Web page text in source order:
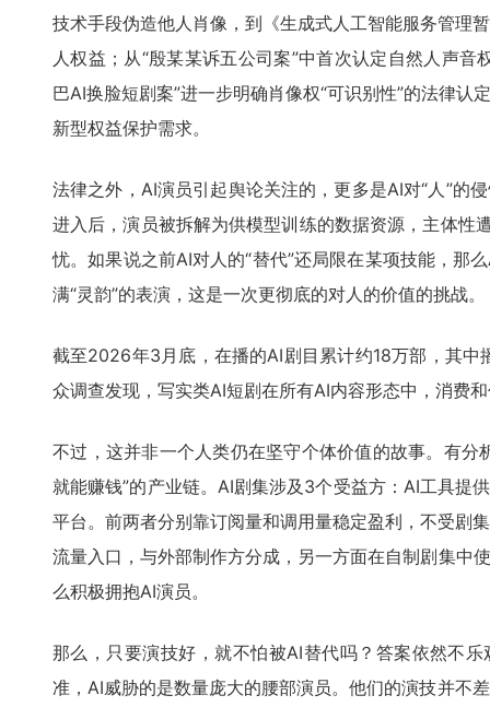
技术手段伪造他人肖像，到《生成式人工智能服务管理
人权益；从“殷某某诉五公司案”中首次认定自然人声
巴AI换脸短剧案”进一步明确肖像权“可识别性”的法律
新型权益保护需求。
法律之外，AI演员引起舆论关注的，更多是AI对“人”的
进入后，演员被拆解为供模型训练的数据资源，主体性
忧。如果说之前AI对人的“替代”还局限在某项技能，那
满“灵韵”的表演，这是一次更彻底的对人的价值的挑战。
截至2026年3月底，在播的AI剧目累计约18万部，其
众调查发现，写实类AI短剧在所有AI内容形态中，消费
不过，这并非一个人类仍在坚守个体价值的故事。有分
就能赚钱”的产业链。AI剧集涉及3个受益方：AI工具提
平台。前两者分别靠订阅量和调用量稳定盈利，不受剧
流量入口，与外部制作方分成，另一方面在自制剧集中
么积极拥抱AI演员。
那么，只要演技好，就不怕被AI替代吗？答案依然不
准，AI威胁的是数量庞大的腰部演员。他们的演技并不